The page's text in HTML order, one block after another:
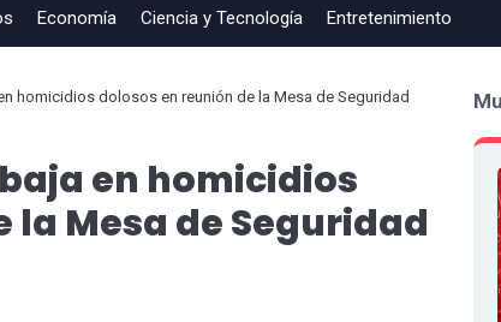
Economía Ciencia y Tecnología Entretenimiento
homicidios dolosos en reunión de la Mesa de Seguridad
en homicidios
la Mesa de Seguridad